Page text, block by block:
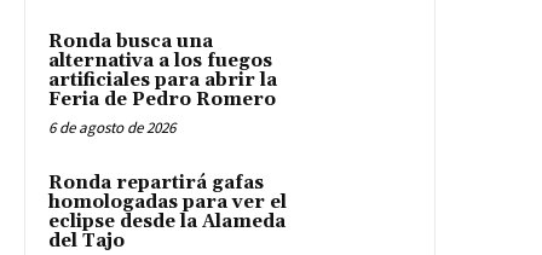
Ronda busca una
alternativa a los fuegos
artificiales para abrir la
Feria de Pedro Romero
6 de agosto de 2026
Ronda repartirá gafas
homologadas para ver el
eclipse desde la Alameda
del Tajo